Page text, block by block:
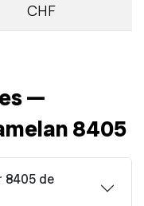
CHF
—
8405
8405 de